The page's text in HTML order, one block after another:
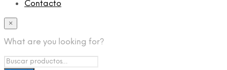
Contacto
×
What are you looking for?